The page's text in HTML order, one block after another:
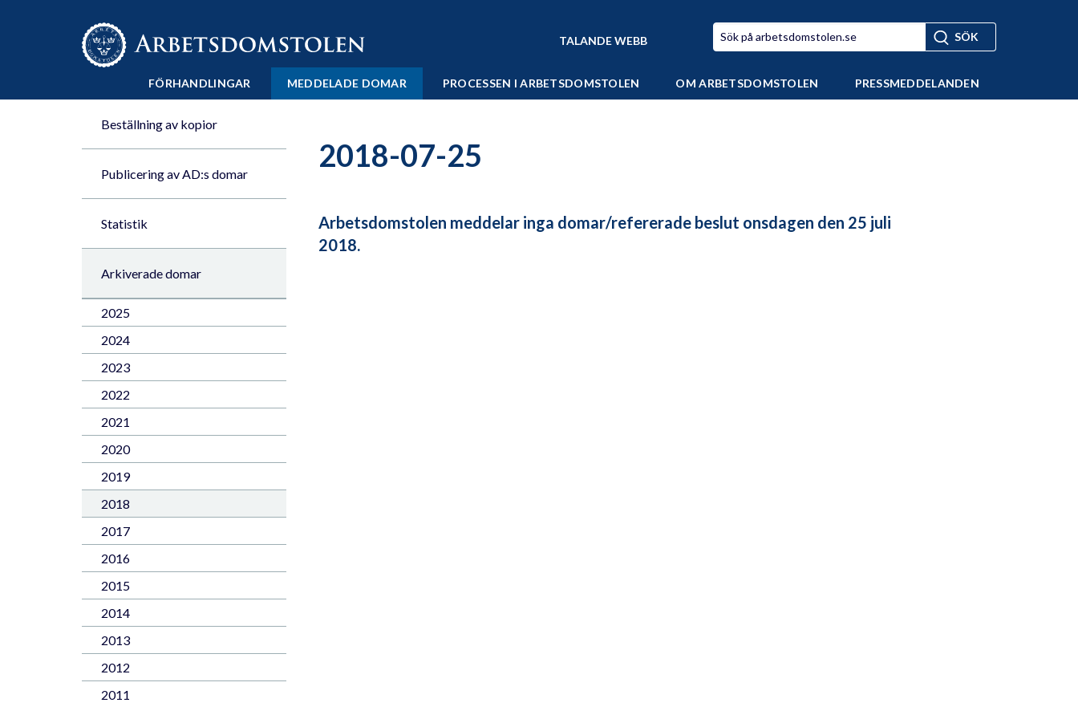
Till innehåll på sidan x
TALANDE WEBB
FÖRHANDLINGAR MEDDELADE DOMAR PROCESSEN I ARBETSDOMSTOLEN OM ARBETSDOMSTOLEN PRESSMEDDELANDEN
Beställning av kopior
Publicering av AD:s domar
Statistik
Arkiverade domar
2025
2024
2023
2022
2021
2020
2019
2018
2017
2016
2015
2014
2013
2012
2011
2018-07-25
Arbetsdomstolen meddelar inga domar/refererade beslut onsdagen den 25 juli
2018.